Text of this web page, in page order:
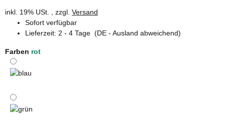
inkl. 19% USt. , zzgl. Versand
Sofort verfügbar
Lieferzeit: 2 - 4 Tage (DE - Ausland abweichend)
Farben rot
blau